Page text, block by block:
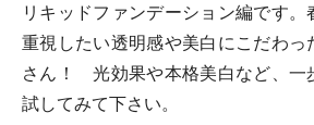
リキッドファンデーション編です。
重視したい透明感や美白にこだわっ
さん！ 光効果や本格美白など、一
試してみて下さい。